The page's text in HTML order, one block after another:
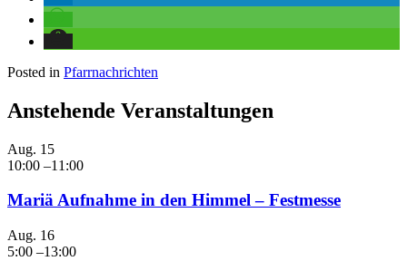
Posted in Pfarrnachrichten
Anstehende Veranstaltungen
Aug. 15
10:00 –11:00
Mariä Aufnahme in den Himmel – Festmesse
Aug. 16
5:00 –13:00